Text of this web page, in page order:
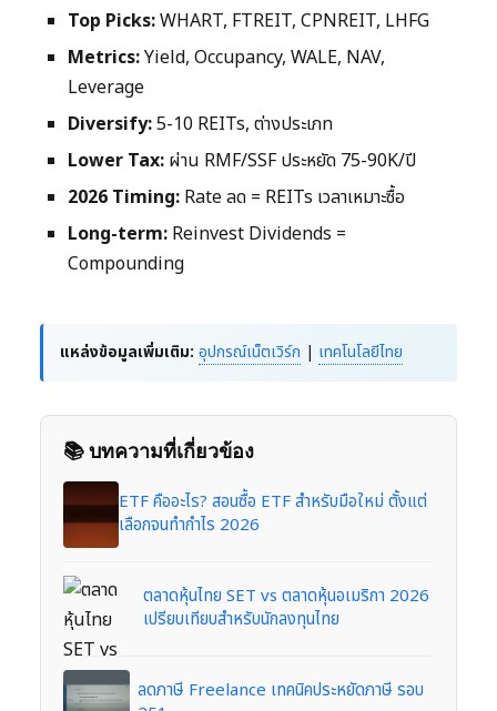
Top Picks:WHART, FTREIT, CPNREIT, LHFG
Metrics:Yield, Occupancy, WALE, NAV,
Leverage
Diversify:5-10 REITs, ต่างประเภท
Lower Tax: ผ่าน RMF/SSF ประหยัด 75-90K/ปี
2026 Timing: Rate ลด = REITs เวลาเหมาะซื้อ
Long-term: Reinvest Dividends =
Compounding
แหล่งข้อมูลเพิ่มเติม: อุปกรณ์เน็ตเวิร์ก | เทคโนโลยีไทย
📚 บทความที่เกี่ยวข้อง
ETF คืออะไร? สอนซื้อ ETF สำหรับมือใหม่ ตั้งแต่
เลือกจนทำกำไร 2026
ตลาดหุ้นไทย SET vs ตลาดหุ้นอเมริกา 2026
เปรียบเทียบสำหรับนักลงทุนไทย
ลดภาษี Freelance เทคนิคประหยัดภาษี รอบ